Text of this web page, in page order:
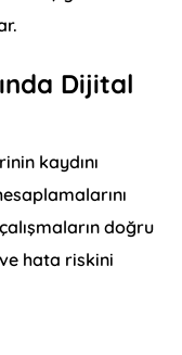
Dijital
kaydını
doğru
hata riskini